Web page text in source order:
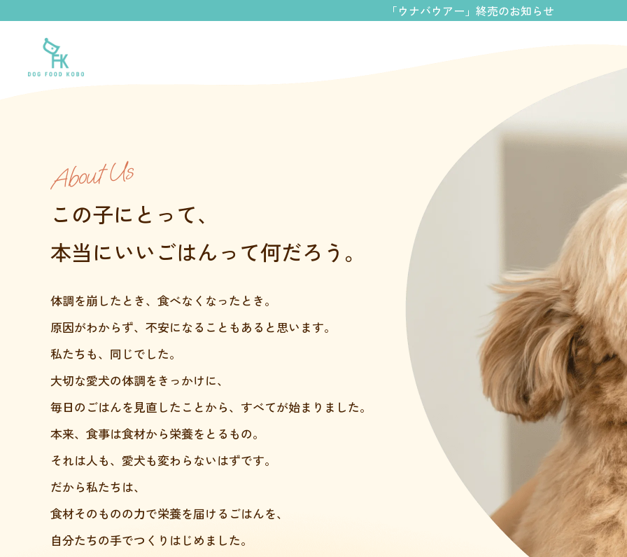
「ウナバウアー」終売のお知らせ
About Us
この子にとって、
本当にいいごはんって何だろう。
体調を崩したとき、食べなくなったとき。
原因がわからず、不安になることもあると思います。
私たちも、同じでした。
大切な愛犬の体調をきっかけに、
毎日のごはんを見直したことから、すべてが始まりました。
本来、食事は食材から栄養をとるもの。
それは人も、愛犬も変わらないはずです。
だから私たちは、
食材そのものの力で栄養を届けるごはんを、
自分たちの手でつくりはじめました。